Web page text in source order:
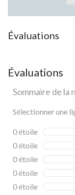
Évaluations
Évaluations
Sommaire de la
Sélectionner une
0 étoile étoiles
0 étoile étoiles
0 étoile étoiles
0 étoile étoiles
0 étoile étoiles